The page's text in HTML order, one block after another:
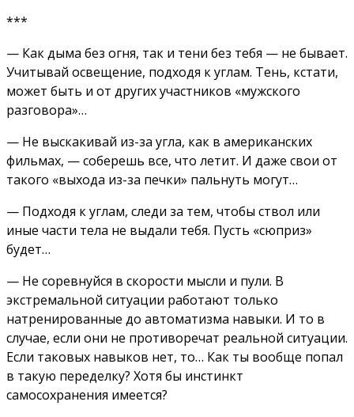
***
— Как дыма без огня, так и тени без тебя — не бывает.
Учитывай освещение, подходя к углам. Тень, кстати,
может быть и от других участников «мужского
разговора»…
— Не выскакивай из-за угла, как в американских
фильмах, — соберешь все, что летит. И даже свои от
такого «выхода из-за печки» пальнуть могут…
— Подходя к углам, следи за тем, чтобы ствол или
иные части тела не выдали тебя. Пусть «сюприз»
будет…
— Не соревнуйся в скорости мысли и пули. В
экстремальной ситуации работают только
натренированные до автоматизма навыки. И то в
случае, если они не противоречат реальной ситуации.
Если таковых навыков нет, то… Как ты вообще попал
в такую переделку? Хотя бы инстинкт
самосохранения имеется?